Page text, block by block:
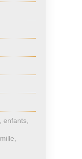
enfants,